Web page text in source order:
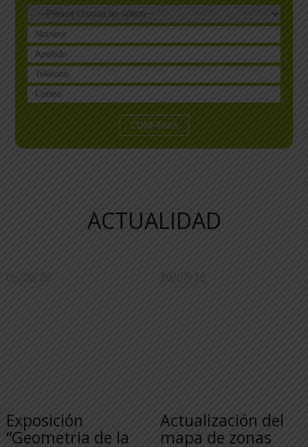
ACTUALIDAD
05/08/26
Exposición
“Geometria de la
30/07/26
Actualización del
mapa de zonas